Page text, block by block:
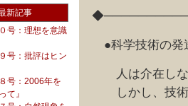
新記事
０号：理想を意識
９号：批評はヒン
８号：2006年を
て』
●科学技術の発
人は介在しな
しかし、技術